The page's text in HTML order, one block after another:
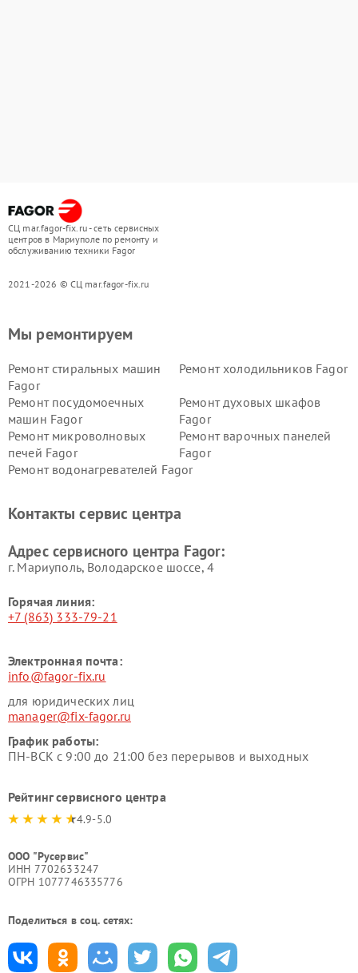
СЦ mar.fagor-fix.ru - сеть сервисных
центров в Мариуполе по ремонту и
обслуживанию техники Fagor
2021-2026 © СЦ mar.fagor-fix.ru
Мы ремонтируем
Ремонт стиральных машин
Fagor
Ремонт холодильников Fagor
Ремонт посудомоечных
машин Fagor
Ремонт духовых шкафов
Fagor
Ремонт микроволновых
печей Fagor
Ремонт варочных панелей
Fagor
Ремонт водонагревателей Fagor
Контакты сервис центра
Адрес сервисного центра Fagor:
г. Мариуполь, Володарское шоссе, 4
Горячая линия:
+7 (863) 333-79-21
Электронная почта:
info@fagor-fix.ru
для юридических лиц
manager@fix-fagor.ru
График работы:
ПН-ВСК с 9:00 до 21:00 без перерывов и выходных
Рейтинг сервисного центра
4.9-5.0
ООО "Русервис"
ИНН 7702633247
ОГРН 1077746335776
Поделиться в соц. сетях: